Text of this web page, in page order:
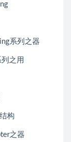
系列之器
之用
构
之器